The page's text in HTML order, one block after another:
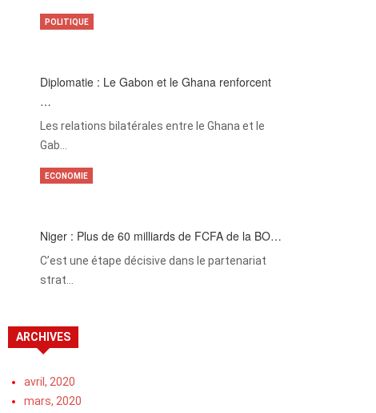
Diplomatie : Le Gabon et le Ghana renforcent
…
Les relations bilatérales entre le Ghana et le
Gab…
POLITIQUE
Niger : Plus de 60 milliards de FCFA de la BO…
C’est une étape décisive dans le partenariat
strat…
ECONOMIE
ARCHIVES
avril, 2020
mars, 2020